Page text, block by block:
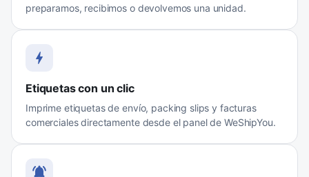
preparamos, recibimos o devolvemos una unidad.
Etiquetas con un clic
Imprime etiquetas de envío, packing slips y facturas
comerciales directamente desde el panel de WeShipYou.